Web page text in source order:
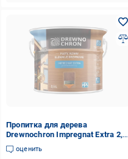
Пропитка для дерева
Drewnochron Impregnat Extra 2,5
л Натуральная сосна
(2790690714)
оценить